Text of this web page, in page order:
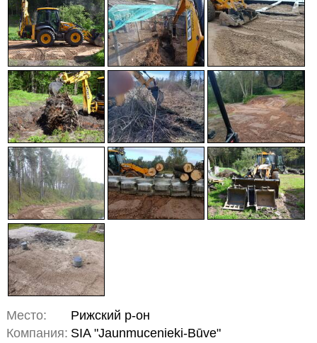
Место:
Рижский р-он
Компания: SIA "Jaunmucenieki-Būve"